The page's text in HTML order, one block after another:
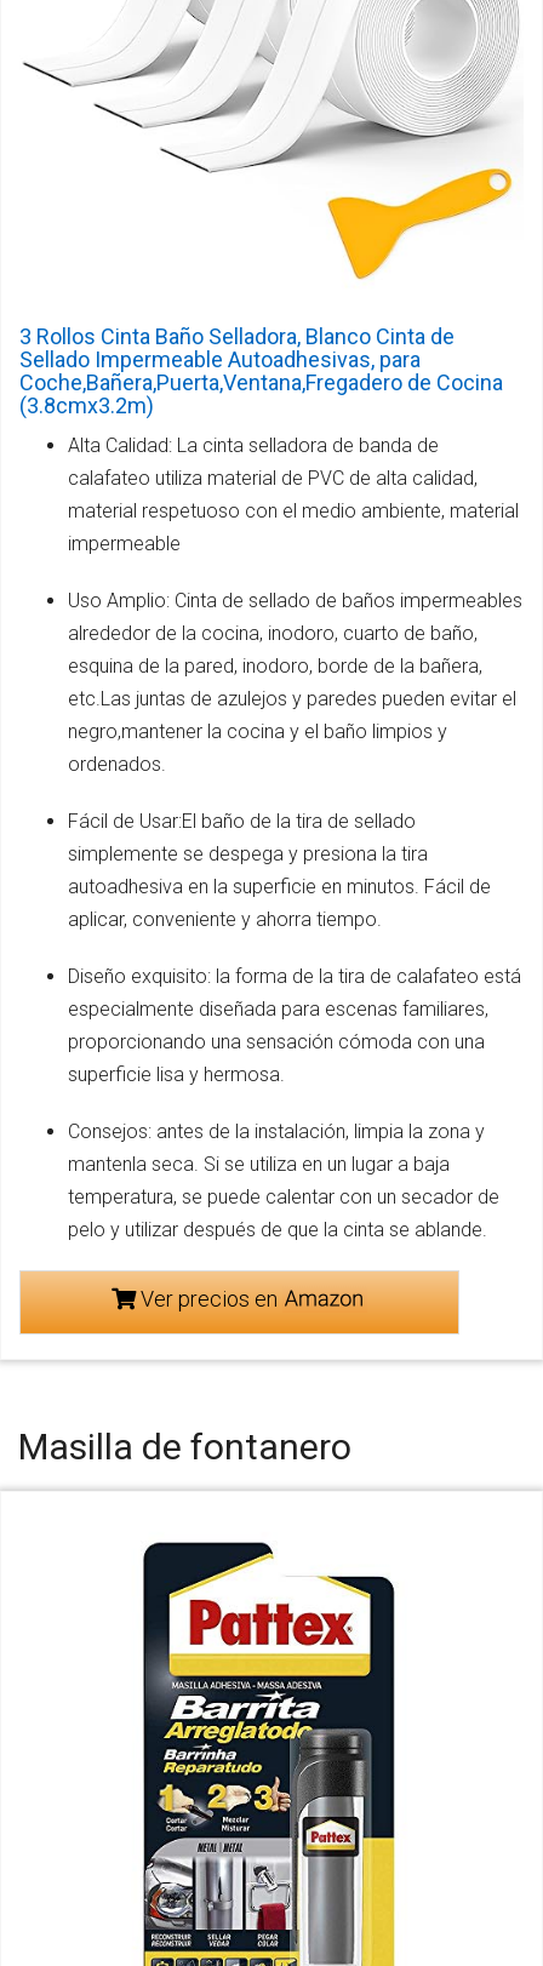
3 Rollos Cinta Baño Selladora, Blanco Cinta de
Sellado Impermeable Autoadhesivas, para
Coche,Bañera,Puerta,Ventana,Fregadero de Cocina
(3.8cmx3.2m)
Alta Calidad: La cinta selladora de banda de
calafateo utiliza material de PVC de alta calidad,
material respetuoso con el medio ambiente, material
impermeable
Uso Amplio: Cinta de sellado de baños impermeables
alrededor de la cocina, inodoro, cuarto de baño,
esquina de la pared, inodoro, borde de la bañera,
etc.Las juntas de azulejos y paredes pueden evitar el
negro,mantener la cocina y el baño limpios y
ordenados.
Fácil de Usar:El baño de la tira de sellado
simplemente se despega y presiona la tira
autoadhesiva en la superficie en minutos. Fácil de
aplicar, conveniente y ahorra tiempo.
Diseño exquisito: la forma de la tira de calafateo está
especialmente diseñada para escenas familiares,
proporcionando una sensación cómoda con una
superficie lisa y hermosa.
Consejos: antes de la instalación, limpia la zona y
mantenla seca. Si se utiliza en un lugar a baja
temperatura, se puede calentar con un secador de
pelo y utilizar después de que la cinta se ablande.
Ver precios en
Masilla de fontanero